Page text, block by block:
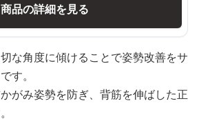
商品の詳細を見る
な角度に傾けることで姿勢改善をサ
す。
がみ姿勢を防ぎ、背筋を伸ばした正